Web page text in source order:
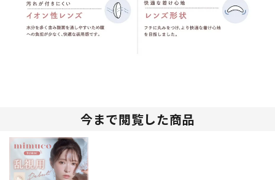
今まで閲覧した商品